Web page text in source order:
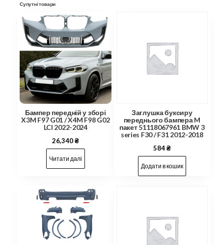
Супутні товари
Бампер передній у зборі
X3M F97 G01 / X4M F98 G02
LCI 2022-2024
26,340₴
Читати далі
Заглушка буксиру
переднього бампера M
пакет 51118067961 BMW 3
series F30 / F31 2012-2018
584₴
Додати в кошик